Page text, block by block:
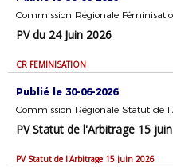
Commission Régionale
PV du 24 Juin 2026
CR FEMINISATION
Publié le 30-06-2026
Commission Régionale Statut de
PV Statut de l'Arbitrage 15
PV Statut de l'Arbitrage 15 juin 2026